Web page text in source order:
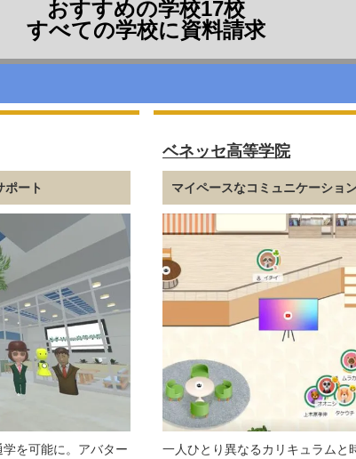
おすすめの学校17校
すべての学校に資料請求
ポート
を可能に。アバター
ベネッセ高等学院
マイペースなコミュニケーショ
一人ひとり異なるカリキュラムと